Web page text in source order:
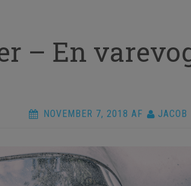
– En
NOVEMBER 7, 2018 AF JACOB